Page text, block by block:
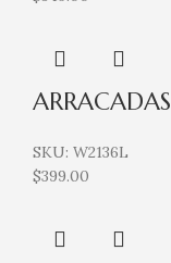
ARRACADAS
SKU: W2136L
$399.00